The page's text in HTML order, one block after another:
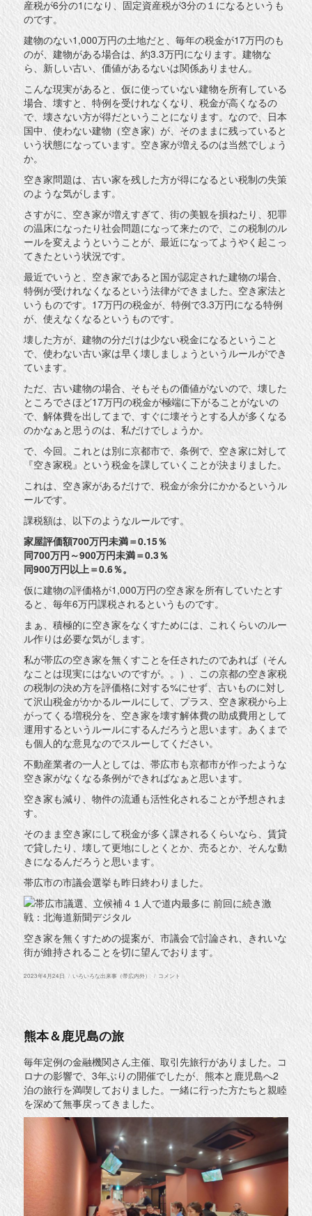
産税が6分の1になり、固定資産税が3分の１になるというも
のです。
建物のない1,000万円の土地だと、毎年の税金が17万円のも
のが、建物がある場合は、約3.3万円になります。建物な
ら、新しい古い、価値があるないは関係ありません。
こんな現実があると、仮に使っていない建物を所有している
場合、壊すと、特例を受けれなくなり、税金が高くなるの
で、壊さない方が得だということになります。なので、日本
国中、使わない建物（空き家）が、そのままに残っていると
いう状態になっています。空き家が増えるのは当然でしょう
か。
空き家問題は、古い家を残した方が得になるとい税制の失策
のような気がします。
さすがに、空き家が増えすぎて、街の美観を損ねたり、犯罪
の温床になったり社会問題になって来たので、この税制のル
ールを変えようということが、最近になってようやく起こっ
てきたという状況です。
最近でいうと、空き家であると国が認定された建物の場合、
特例が受けれなくなるという法律ができました。空き家法と
いうものです。17万円の税金が、特例で3.3万円になる特例
が、使えなくなるというものです。
壊した方が、建物の分だけは少ない税金になるということ
で、使わない古い家は早く壊しましょうというルールができ
ています。
ただ、古い建物の場合、そもそもの価値がないので、壊した
ところでさほど17万円の税金が極端に下がることがないの
で、解体費を出してまで、すぐに壊そうとする人が多くなる
のかなぁと思うのは、私だけでしょうか。
で、今回。これとは別に京都市で、条例で、空き家に対して
『空き家税』という税金を課していくことが決まりました。
これは、空き家があるだけで、税金が余分にかかるというル
ールです。
課税額は、以下のようなルールです。
家屋評価額700万円未満＝0.15％
同700万円～900万円未満＝0.3％
同900万円以上＝0.6％。
仮に建物の評価格が1,000万円の空き家を所有していたとす
ると、毎年6万円課税されるというものです。
まぁ、積極的に空き家をなくすためには、これくらいのルー
ル作りは必要な気がします。
私が帯広の空き家を無くすことを任されたのであれば（そん
なことは現実にはないのですが。。）、この京都の空き家税
の税制の決め方を評価格に対する%にせず、古いものに対し
て沢山税金がかかるルールにして、プラス、空き家税から上
がってくる増税分を、空き家を壊す解体費の助成費用として
運用するというルールにするんだろうと思います。あくまで
も個人的な意見なのでスルーしてください。
不動産業者の一人としては、帯広市も京都市が作ったような
空き家がなくなる条例ができればなぁと思います。
空き家も減り、物件の流通も活性化されることが予想されま
す。
そのまま空き家にして税金が多く課されるくらいなら、賃貸
で貸したり、壊して更地にしとくとか、売るとか、そんな動
きになるんだろうと思います。
帯広市の市議会選挙も昨日終わりました。
空き家を無くすための提案が、市議会で討論され、きれいな
街が維持されることを切に望んでおります。
投
2023年4月24日
カ
いろいろな出来事（帯広内外）
空
る
に
コメント
熊本＆鹿児島の旅
毎年定例の金融機関さん主催、取引先旅行がありました。コ
ロナの影響で、3年ぶりの開催でしたが、熊本と鹿児島へ2
泊の旅行を満喫しておりました。一緒に行った方たちと親睦
を深めて無事戻ってきました。